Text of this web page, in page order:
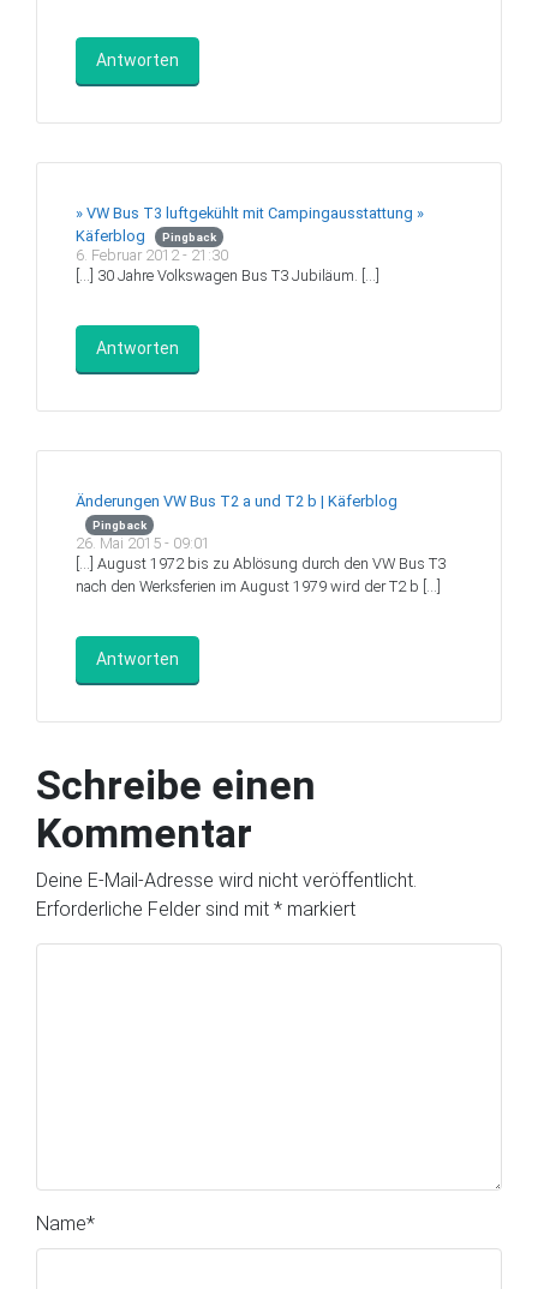
Antworten
» VW Bus T3 luftgekühlt mit Campingausstattung »
Käferblog
Pingback
6. Februar 2012 - 21:30
[…] 30 Jahre Volkswagen Bus T3 Jubiläum. […]
Antworten
Änderungen VW Bus T2 a und T2 b | Käferblog
Pingback
26. Mai 2015 - 09:01
[…] August 1972 bis zu Ablösung durch den VW Bus T3
nach den Werksferien im August 1979 wird der T2 b […]
Antworten
Schreibe einen
Kommentar
Deine E-Mail-Adresse wird nicht veröffentlicht.
Erforderliche Felder sind mit * markiert
Name*